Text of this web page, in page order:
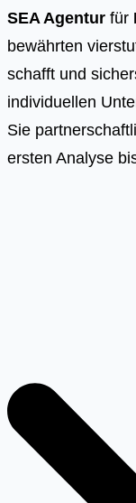
SEA Agentur für
bewährten
schafft und
individuellen
Sie
ersten Analyse